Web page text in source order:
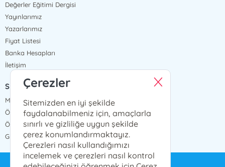
Değerler Eğitimi Dergisi
Yayınlarımız
Yazarlarımız
Fiyat Listesi
Banka Hesapları
İletişim
SÖZLEŞMELER
Mesafeli Satış Sözleşmesi
Ön Bilgilendirme Formu
Ödeme ve Teslimat
Gizlilik ve Güvenlik
Çerezler
Sitemizden en iyi şekilde
faydalanabilmeniz için, amaçlarla
sınırlı ve gizliliğe uygun şekilde
çerez konumlandırmaktayız.
Çerezleri nasıl kullandığımızı
incelemek ve çerezleri nasıl kontrol